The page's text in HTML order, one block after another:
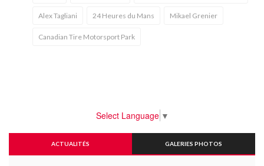
Alex Tagliani 24 Heures du Mans Mikael Grenier
Canadian Tire Motorsport Park
Select Language ▼
ACTUALITÉS GALERIES PHOTOS